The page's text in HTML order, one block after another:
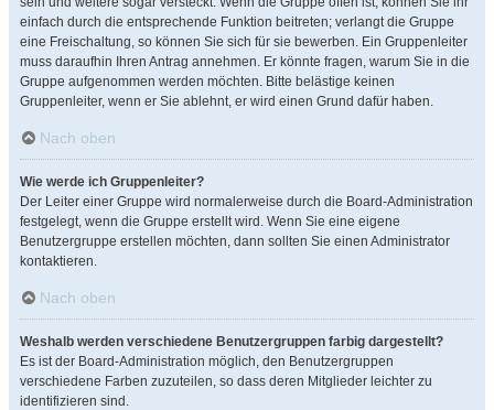
einfach durch die entsprechende Funktion beitreten; verlangt die Gruppe
eine Freischaltung, so können Sie sich für sie bewerben. Ein Gruppenleiter
muss daraufhin Ihren Antrag annehmen. Er könnte fragen, warum Sie in die
Gruppe aufgenommen werden möchten. Bitte belästige keinen
Gruppenleiter, wenn er Sie ablehnt, er wird einen Grund dafür haben.
Nach oben
Wie werde ich Gruppenleiter?
Der Leiter einer Gruppe wird normalerweise durch die Board-Administration
festgelegt, wenn die Gruppe erstellt wird. Wenn Sie eine eigene
Benutzergruppe erstellen möchten, dann sollten Sie einen Administrator
kontaktieren.
Nach oben
Weshalb werden verschiedene Benutzergruppen farbig dargestellt?
Es ist der Board-Administration möglich, den Benutzergruppen
verschiedene Farben zuzuteilen, so dass deren Mitglieder leichter zu
identifizieren sind.